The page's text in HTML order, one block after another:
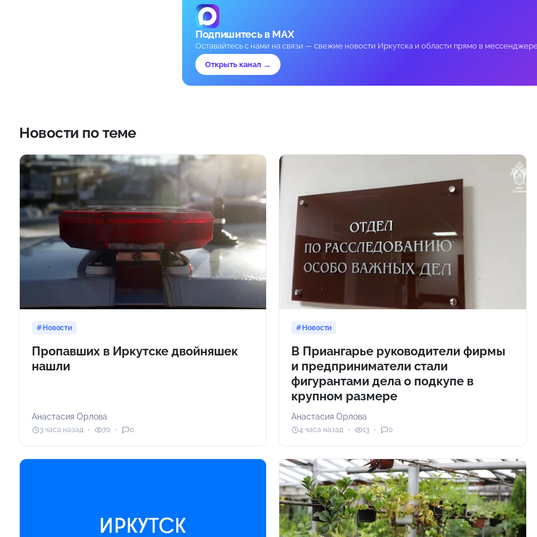
Подпишитесь в MAX
Оставайтесь с нами на связи — свежие новости Иркутска и области прямо в
Открыть канал →
Новости по теме
Новости
Пропавших в Иркутске двойняшек
нашли
Анастасия Орлова
3 часа назад 70 0
Новости
В Приангарье руководители фирмы
и предприниматели стали
фигурантами дела о подкупе в
крупном размере
Анастасия Орлова
4 часа назад 13 0